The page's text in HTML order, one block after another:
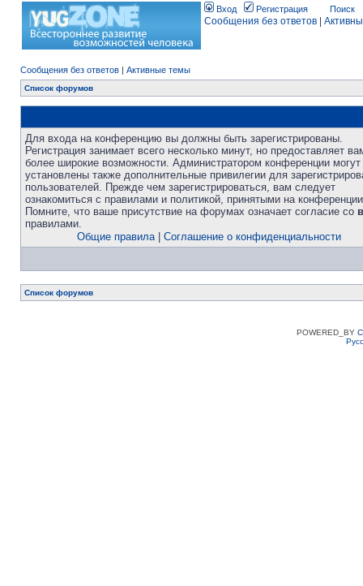
Вход Регистрация Поиск
Сообщения без ответов
Сообщения без ответов | Активные темы
Список форумов
Для входа на конференцию вы должны быть зарегистрированы.
Регистрация занимает всего несколько минут, но предоставляет
более широкие возможности. Администратором конференции
установлены также дополнительные привилегии для
пользователей. Прежде чем зарегистрироваться, вам следует
ознакомиться с правилами и политикой, принятыми на
Помните, что ваше присутствие на форумах означает согласие со
правилами.
Общие правила| Соглашение о конфиденциальности
Список форумов
POWERED_BY